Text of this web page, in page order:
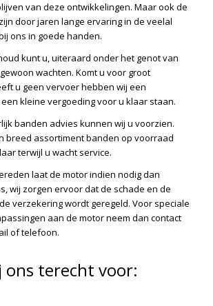
van deze ontwikkelingen. Maar ook de
door jaren lange ervaring in de veelal
ons in goede handen.
kunt u, uiteraard onder het genot van
wachten. Komt u voor groot
u geen vervoer hebben wij een
kleine vergoeding voor u klaar staan.
banden advies kunnen wij u voorzien.
breed assortiment banden op voorraad
terwijl u wacht service.
laat de motor indien nodig dan
wij zorgen ervoor dat de schade en de
verzekering wordt geregeld. Voor speciale
aan de motor neem dan contact
of telefoon.
ons terecht voor: